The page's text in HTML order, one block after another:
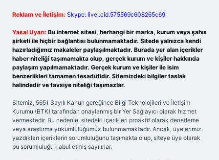
Reklam ve İletişim: Skype: live:.cid.575569c608265c69
Yasal Uyarı: Bu internet sitesi, herhangi bir marka, kurum veya şahıs
şirketi ile hiçbir bağlantısı bulunmamaktadır. Sitede yalnızca kendi
hazırladığımız makaleler paylaşılmaktadır. Burada yer alan içerikler
haber niteliği taşımamakta olup, gerçek kurum ve kişiler hakkında
paylaşım yapılmamaktadır. Gerçek kurum ve kişiler ile isim
benzerlikleri tamamen tesadüfidir. Sitemizdeki bilgiler taslak
halindedir ve tavsiye niteliği taşımazlar.
Sitemiz, 5651 Sayılı Kanun gereğince Bilgi Teknolojileri ve İletişim
Kurumu (BTK) tarafından onaylanmış bir Yer Sağlayıcı olarak hizmet
vermektedir. Bu nedenle, sitedeki içerikleri proaktif olarak denetleme
veya araştırma yükümlülüğümüz bulunmamaktadır. Ancak, üyelerimiz
yazdıkları içeriklerin sorumluluğunu taşımakta olup, siteye üye olarak
bu sorumluluğu kabul etmiş sayılırlar.